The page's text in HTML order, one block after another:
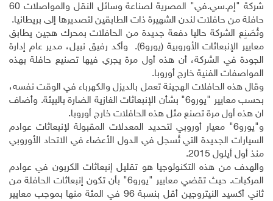
شركة "إم.سي.في" المصرية لصناعة وسائل النقل والمواصلات 60
حافلة من حافلات لندن الشهيرة ذات الطابقين لتصديرها إلى بريطانيا.
وتُصَنِع الشركة حاليا دفعة جديدة من الحافلات بمحرك هجين يطابق
معايير الإنبعاثات الأوروبية (يورو6). وأكد رفيق نبيل، مدير عام إدارة
الجودة في الشركة، أن هذه أول مرة يجري فيها تصنيع حافلة بهذه
المواصفات الفنية خارج أوروبا.
وقال هذه الحافلات الهجينة تعمل بالديزل والكهرباء في الوقت نفسه،
بحسب معايير "يورو6" بشأن الإنبعاثات الغازية الضارة بالبيئة. وأضاف
ان هذه أول مرة تصنع مثل هذه الحافلات خارج أوروبا.
و"يورو6" معيار أوروبي لتحديد المعدلات المقبولة لإنبعاثات عوادم
السيارات الجديدة التي تُسجل في الدول الأعضاء في الاتحاد الأوروبي
منذ أول أيلول 2015
.
والهدف من هذه التكنولوجيا هو تقليل إنبعاثات الكربون في عوادم
المركبات. حيث تقضي معايير "يورو6" بأن تكون إنبعاثات الحافلة من
ثاني أكسيد النيتروجين أقل بنسبة 96 في المئة منها بموجب معايير